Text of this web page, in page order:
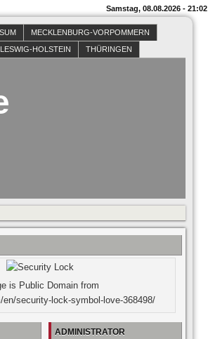
Samstag, 08.08.2026 - 21:02
MECKLENBURG-VORPOMMERN
HOLSTEIN THÜRINGEN
is Public Domain from
en/security-lock-symbol-love-368498/
ADMINISTRATOR